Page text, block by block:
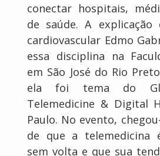
conectar hospitais,
de saúde. A
cardiovascular Edmo
essa disciplina na
em São José do Rio
ela foi tema do
Telemedicine & Digital
Paulo. No evento,
de que a telemedicina
sem volta e que sua